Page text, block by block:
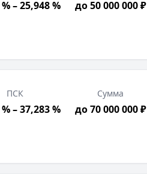
– 25,948 % до 50 000 000 ₽
ПСК
– 37,283 %
Сумма
до 70 000 000 ₽